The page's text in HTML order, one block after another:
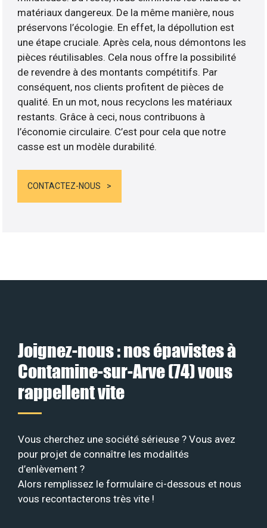
matériaux dangereux. De la même manière, nous
préservons l’écologie. En effet, la dépollution est
une étape cruciale. Après cela, nous démontons les
pièces réutilisables. Cela nous offre la possibilité
de revendre à des montants compétitifs. Par
conséquent, nos clients profitent de pièces de
qualité. En un mot, nous recyclons les matériaux
restants. Grâce à ceci, nous contribuons à
l’économie circulaire. C’est pour cela que notre
casse est un modèle durabilité.
CONTACTEZ-NOUS
Joignez-nous : nos épavistes à
Contamine-sur-Arve (74) vous
rappellent vite
Vous cherchez une société sérieuse ? Vous avez
pour projet de connaître les modalités
d’enlèvement ?
Alors remplissez le formulaire ci-dessous et nous
vous recontacterons très vite !